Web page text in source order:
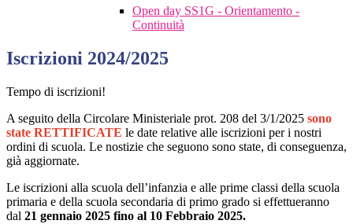
Open day SS1G - Orientamento -
Continuità
Iscrizioni 2024/2025
Tempo di iscrizioni!
A seguito della Circolare Ministeriale prot. 208 del 3/1/2025 sono
state RETTIFICATE le date relative alle iscrizioni per i nostri
ordini di scuola. Le nostizie che seguono sono state, di conseguenza,
già aggiornate.
Le iscrizioni alla scuola dell’infanzia e alle prime classi della scuola
primaria e della scuola secondaria di primo grado si effettueranno
dal 21 gennaio 2025 fino al 10 Febbraio 2025.